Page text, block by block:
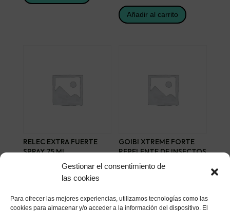
Gestionar el consentimiento de
las cookies
Para ofrecer las mejores experiencias, utilizamos tecnologías como las
cookies para almacenar y/o acceder a la información del dispositivo. El
Añadir al carrito
RELEC EXTRA FUERTE
SPRAY 75 ML
GOIBI XTREME FORTE
REPELENTE DE INSECTOS
1 SPRAY 200 ML
Añadir al carrito